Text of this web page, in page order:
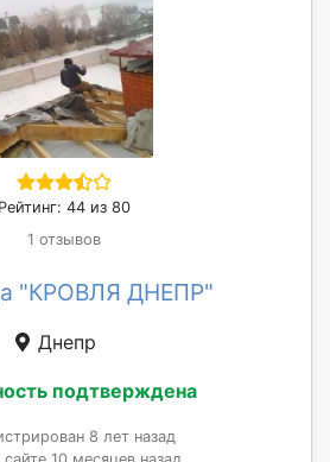
Рейтинг: 44 из 80
1 отзывов
"КРОВЛЯ ДНЕПР"
Днепр
подтверждена
8 лет назад